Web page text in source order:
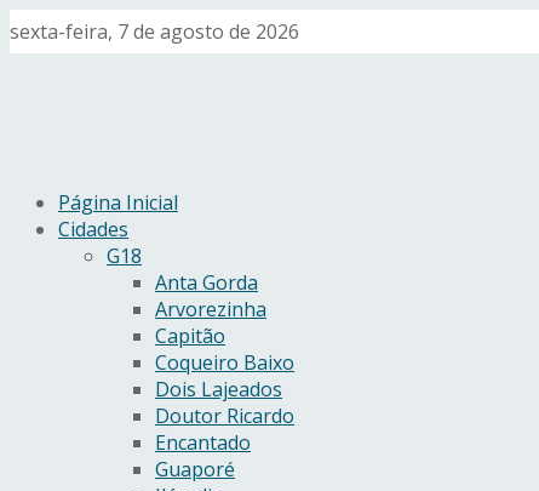
sexta-feira, 7 de agosto de 2026
Página Inicial
Cidades
G18
Anta Gorda
Arvorezinha
Capitão
Coqueiro Baixo
Dois Lajeados
Doutor Ricardo
Encantado
Guaporé